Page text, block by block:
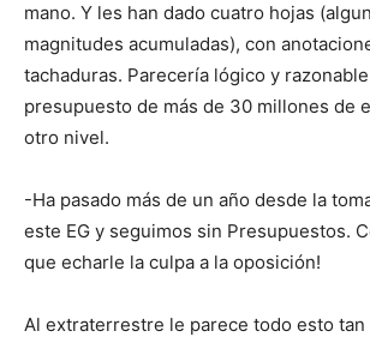
mano. Y les han dado cuatro hojas
magnitudes acumuladas), con
tachaduras. Parecería lógico y
presupuesto de más de 30 millones de
otro nivel.
-Ha pasado más de un año desde la
este EG y seguimos sin Presupuestos.
que echarle la culpa a la oposición!
Al extraterrestre le parece todo esto